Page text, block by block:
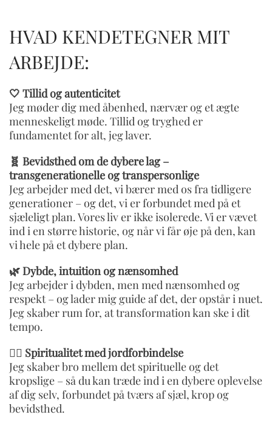
HVAD KENDETEGNER MIT
ARBEJDE:
🤍 Tillid og autenticitet
Jeg møder dig med åbenhed, nærvær og et ægte
menneskeligt møde. Tillid og tryghed er
fundamentet for alt, jeg laver.
🧬 Bevidsthed om de dybere lag –
transgenerationelle og transpersonlige
Jeg arbejder med det, vi bærer med os fra tidligere
generationer – og det, vi er forbundet med på et
sjæleligt plan. Vores liv er ikke isolerede. Vi er vævet
ind i en større historie, og når vi får øje på den, kan
vi hele på et dybere plan.
🌿 Dybde, intuition og nænsomhed
Jeg arbejder i dybden, men med nænsomhed og
respekt – og lader mig guide af det, der opstår i nuet.
Jeg skaber rum for, at transformation kan ske i dit
tempo.
🧘‍♀️ Spiritualitet med jordforbindelse
Jeg skaber bro mellem det spirituelle og det
kropslige – så du kan træde ind i en dybere oplevelse
af dig selv, forbundet på tværs af sjæl, krop og
bevidsthed.